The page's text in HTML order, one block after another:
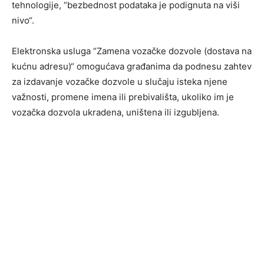
tehnologije, “bezbednost podataka je podignuta na viši
nivo“.
Elektronska usluga “Zamena vozačke dozvole (dostava na
kućnu adresu)“ omogućava građanima da podnesu zahtev
za izdavanje vozačke dozvole u slučaju isteka njene
važnosti, promene imena ili prebivališta, ukoliko im je
vozačka dozvola ukradena, uništena ili izgubljena.